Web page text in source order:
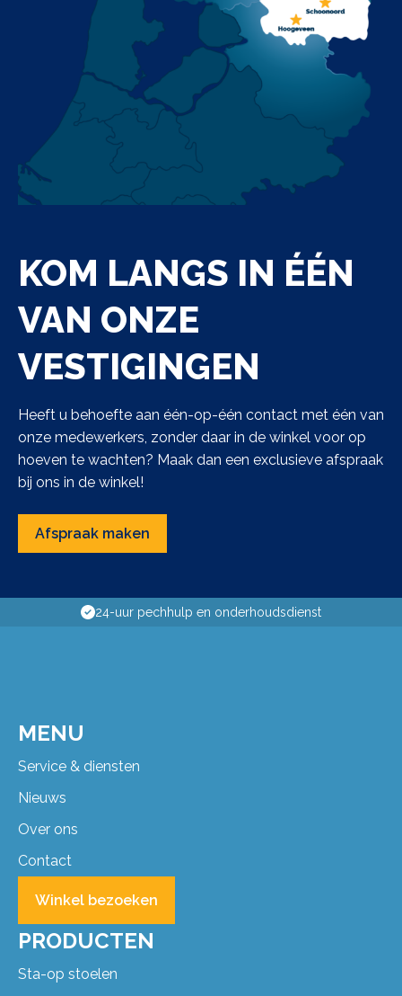
KOM LANGS IN ÉÉN
VAN ONZE
VESTIGINGEN
Heeft u behoefte aan één-op-één contact met één van
onze medewerkers, zonder daar in de winkel voor op
hoeven te wachten? Maak dan een exclusieve afspraak
bij ons in de winkel!
Afspraak maken
24-uur pechhulp en onderhoudsdienst
MENU
Service & diensten
Nieuws
Over ons
Contact
Winkel bezoeken
PRODUCTEN
Sta-op stoelen